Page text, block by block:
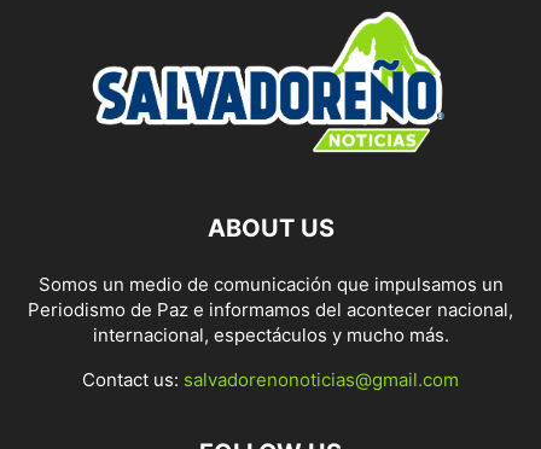
ABOUT US
Somos un medio de comunicación que impulsamos un
Periodismo de Paz e informamos del acontecer nacional,
internacional, espectáculos y mucho más.
Contact us: salvadorenonoticias@gmail.com